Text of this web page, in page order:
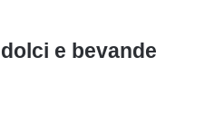
e bevande